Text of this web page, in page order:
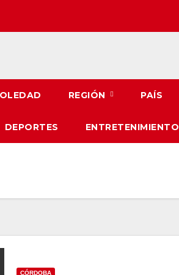
REGIÓN PAÍS
DEPORTES ENTRETENIMIENTO
CÓRDOBA